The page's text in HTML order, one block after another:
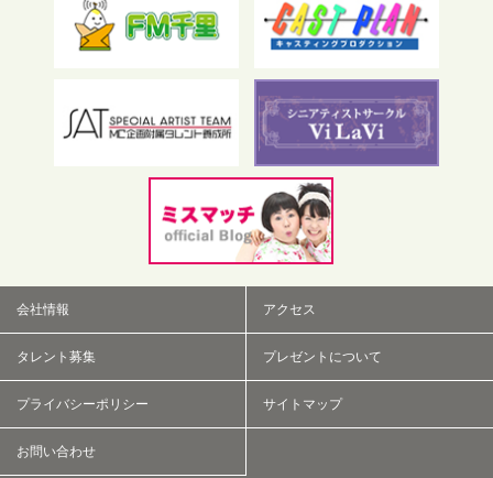
フリーワード検索
会社情報 アクセス
タレント募集 プレゼントについて
プライバシーポリシー サイトマップ
お問い合わせ